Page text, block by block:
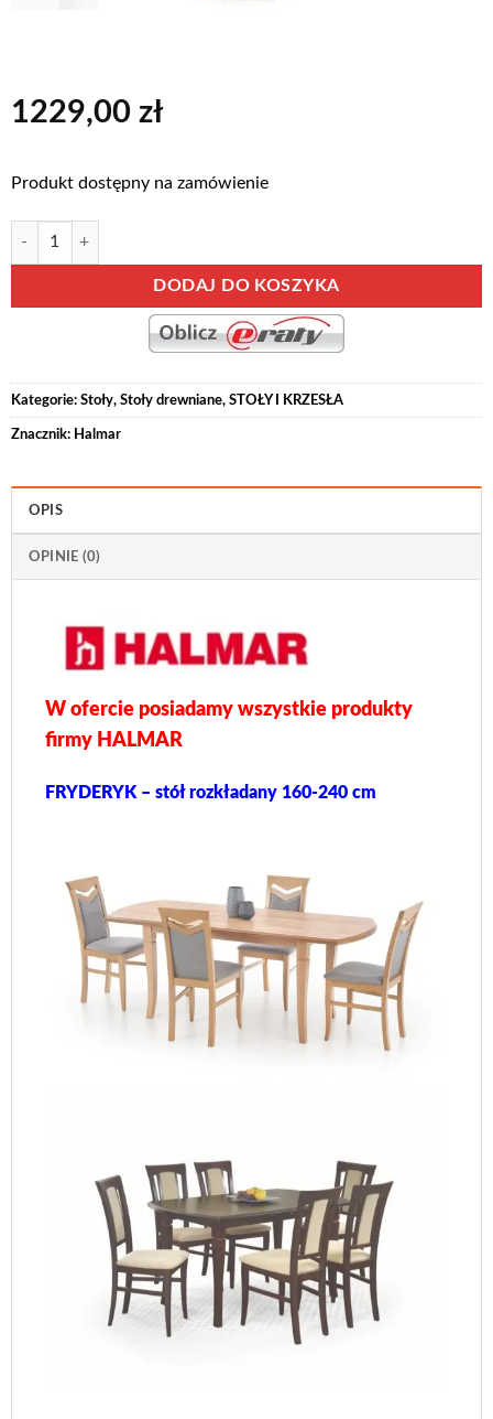
1229,00 zł
Produkt dostępny na zamówienie
ilość FRYDERYK - stół rozkładany 160-240 cm Biały, Dąb Kraft,
DODAJ DO KOSZYKA
Alternative:
Kategorie: Stoły, Stoły drewniane, STOŁY I KRZESŁA
Znacznik: Halmar
OPIS
OPINIE (0)
W ofercie posiadamy wszystkie produkty
firmy HALMAR
FRYDERYK – stół rozkładany 160-240 cm